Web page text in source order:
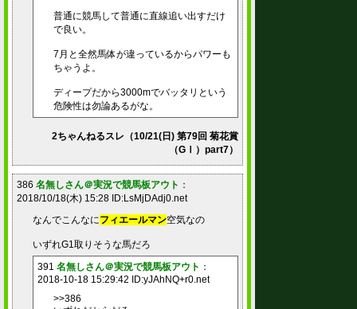
普通に競馬して普通に直線追い出すだけ
で良い。
7月と全然馬体が違っているからパワーも
ちゃうよ。
ディープだから3000mでバッタリという
危険性は勿論あるがな。
2ちゃんねるスレ（10/21(日) 第79回 菊花賞
（GⅠ）part7）
386 名無しさん＠実況で競馬板アウト ：
2018/10/18(木) 15:28 ID:LsMjDAdj0.net
なんでこんなにフィエールマン空気なの
いずれG1取りそうな馬だろ
391 名無しさん＠実況で競馬板アウト ：
2018-10-18 15:29:42 ID:yJAhNQ+r0.net
>>386